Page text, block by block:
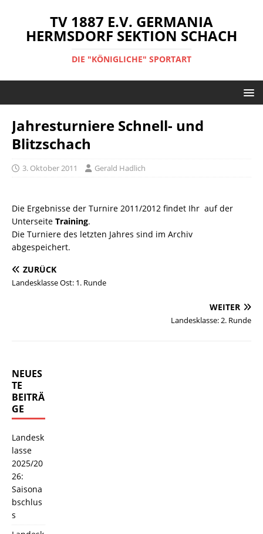
TV 1887 E.V. GERMANIA
HERMSDORF SEKTION SCHACH
DIE "KÖNIGLICHE" SPORTART
Jahresturniere Schnell- und
Blitzschach
3. Oktober 2011 Gerald Hadlich
Die Ergebnisse der Turnire 2011/2012 findet Ihr auf der
Unterseite Training.
Die Turniere des letzten Jahres sind im Archiv
abgespeichert.
ZURÜCK
Landesklasse Ost: 1. Runde
WEITER
Landesklasse: 2. Runde
NEUES
TE
BEITRÄ
GE
Landesk
lasse
2025/20
26:
Saisona
bschlus
s